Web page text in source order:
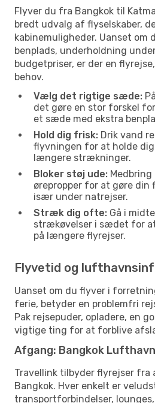
Flyver du fra Bangkok til
bredt udvalg af flyselskaber,
kabinemuligheder. Uanset om
benplads, underholdning
budgetpriser, er der en
behov.
Vælg det rigtige sæde:
det gøre en stor forskel
et sæde med ekstra
Hold dig frisk: Drik vand
flyvningen for at holde
længere strækninger.
Bloker støj ude:
ørepropper for at gøre din
især under natrejser.
Stræk dig ofte: Gå i
strækøvelser i sædet for
på længere flyrejser.
Flyvetid og
Uanset om du flyver i
ferie, betyder en problemfri
Pak rejsepuder, opladere, en
vigtige ting for at forblive
Afgang: Bangkok
Travellink tilbyder flyrejser fra
Bangkok. Hver enkelt er
transportforbindelser,